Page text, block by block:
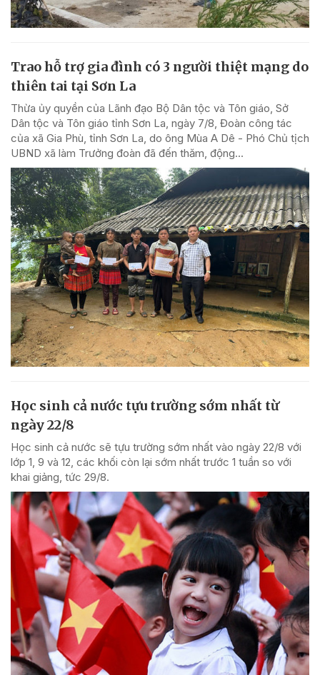
Trao hỗ trợ gia đình có 3 người thiệt mạng do
thiên tai tại Sơn La
Thừa ủy quyền của Lãnh đạo Bộ Dân tộc và Tôn giáo, Sở
Dân tộc và Tôn giáo tỉnh Sơn La, ngày 7/8, Đoàn công tác
của xã Gia Phù, tỉnh Sơn La, do ông Mùa A Dê - Phó Chủ tịch
UBND xã làm Trưởng đoàn đã đến thăm, động...
Học sinh cả nước tựu trường sớm nhất từ
ngày 22/8
Học sinh cả nước sẽ tựu trường sớm nhất vào ngày 22/8 với
lớp 1, 9 và 12, các khối còn lại sớm nhất trước 1 tuần so với
khai giảng, tức 29/8.